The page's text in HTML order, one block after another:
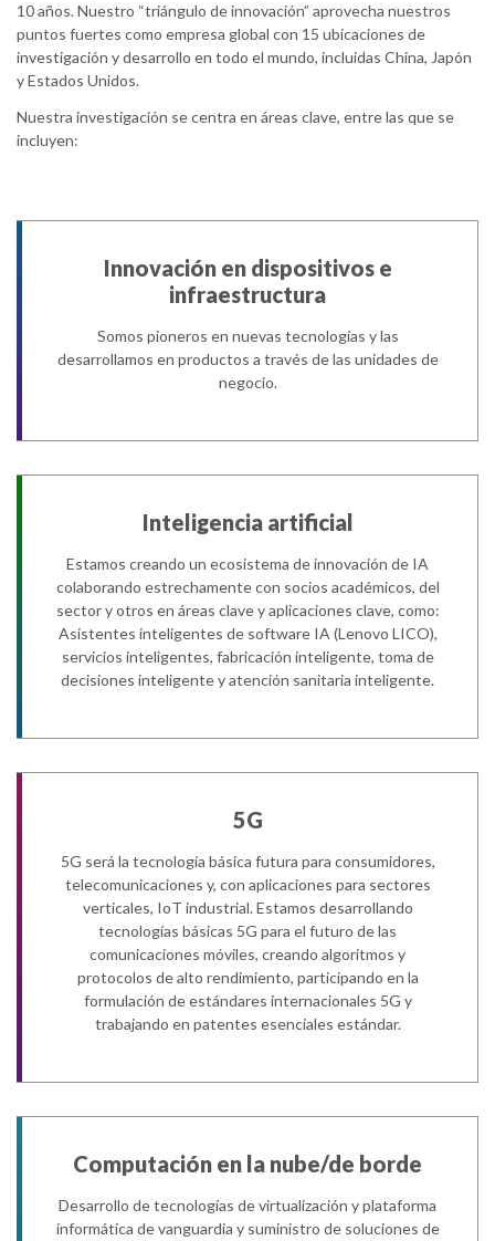
10 años. Nuestro “triángulo de innovación” aprovecha nuestros
puntos fuertes como empresa global con 15 ubicaciones de
investigación y desarrollo en todo el mundo, incluidas China, Japón
y Estados Unidos.
Nuestra investigación se centra en áreas clave, entre las que se
incluyen:
Innovación en dispositivos e
infraestructura
Somos pioneros en nuevas tecnologías y las
desarrollamos en productos a través de las unidades de
negocio.
Inteligencia artificial
Estamos creando un ecosistema de innovación de IA
colaborando estrechamente con socios académicos, del
sector y otros en áreas clave y aplicaciones clave, como:
Asistentes inteligentes de software IA (Lenovo LICO),
servicios inteligentes, fabricación inteligente, toma de
decisiones inteligente y atención sanitaria inteligente.
5G
5G será la tecnología básica futura para consumidores,
telecomunicaciones y, con aplicaciones para sectores
verticales, IoT industrial. Estamos desarrollando
tecnologías básicas 5G para el futuro de las
comunicaciones móviles, creando algoritmos y
protocolos de alto rendimiento, participando en la
formulación de estándares internacionales 5G y
trabajando en patentes esenciales estándar.​
Computación en la nube/de borde
Desarrollo de tecnologías de virtualización y plataforma
informática de vanguardia y suministro de soluciones de